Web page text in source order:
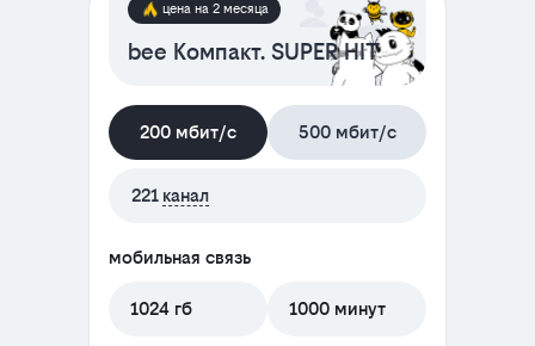
цена на 2 месяца
bee Компакт. SUPER HIT
200 мбит/с 500 мбит/с
221 канал
мобильная связь
1024 гб 1000 минут